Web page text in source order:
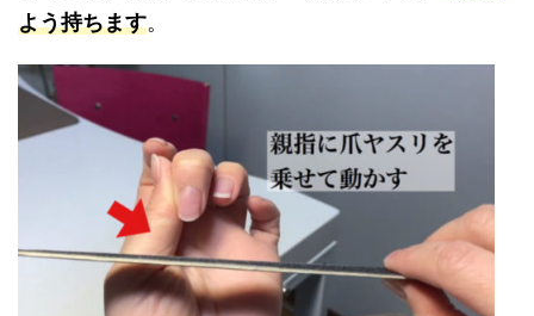
よう持ちます。